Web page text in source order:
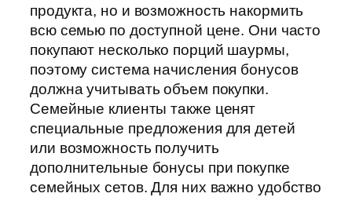
продукта, но и возможность накормить
всю семью по доступной цене. Они часто
покупают несколько порций шаурмы,
поэтому система начисления бонусов
должна учитывать объем покупки.
Семейные клиенты также ценят
специальные предложения для детей
или возможность получить
дополнительные бонусы при покупке
семейных сетов. Для них важно удобство